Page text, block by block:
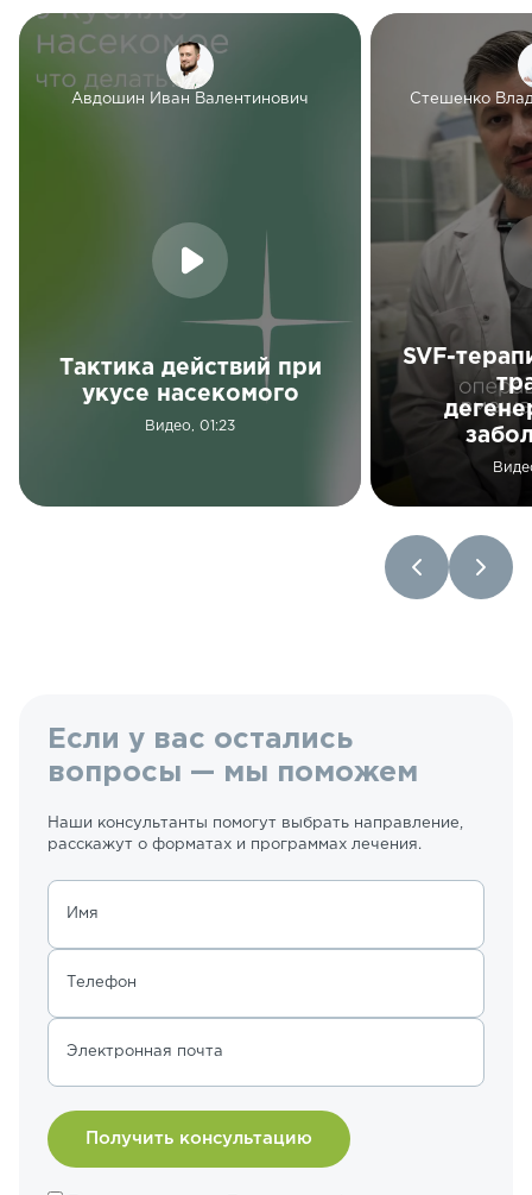
Авдошин Иван Валентинович
Тактика действий при
укусе насекомого
Видео, 01:23
Стешенко
SVF-
Если у вас остались
вопросы — мы поможем
Наши консультанты помогут выбрать направление,
расскажут о форматах и программах лечения.
Имя
Телефон
Электронная почта